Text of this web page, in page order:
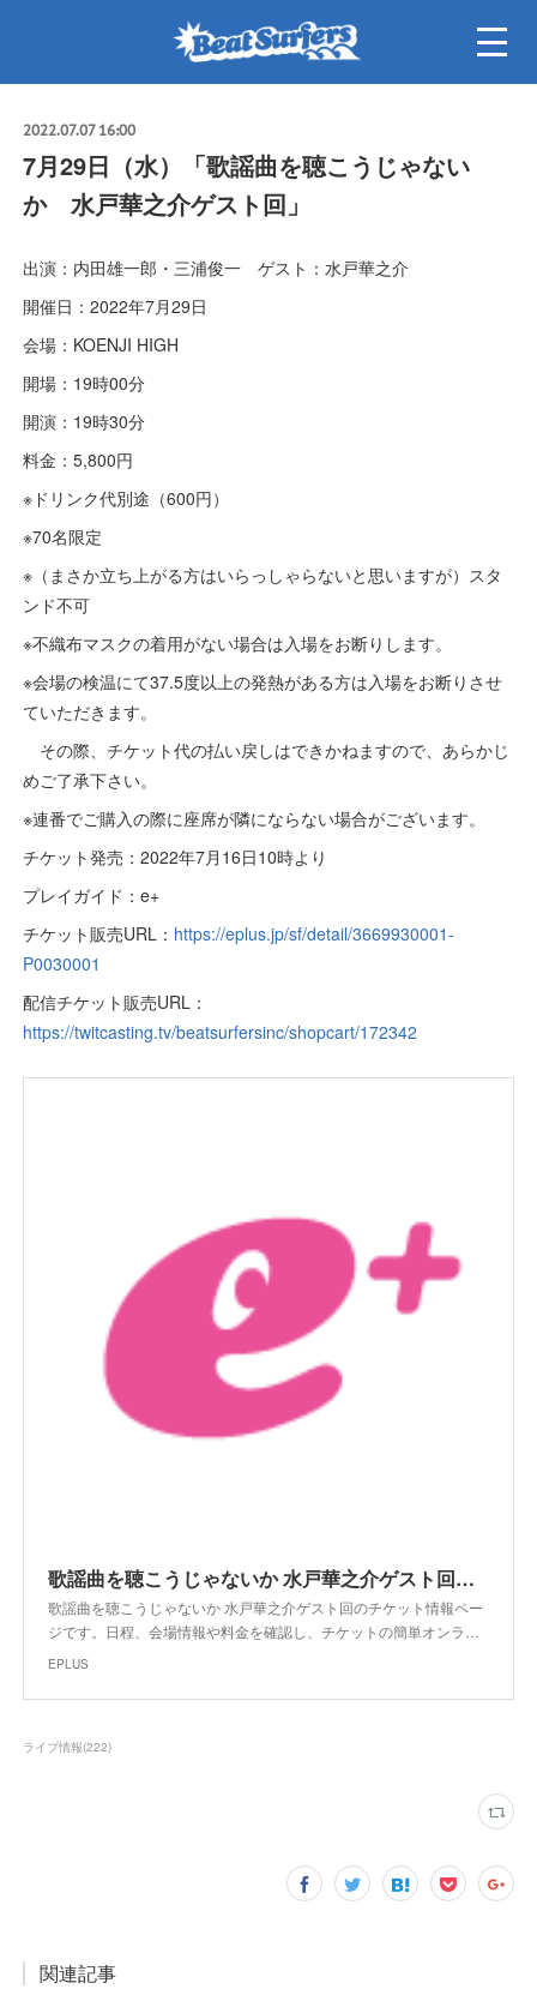
2022.07.07 16:00
7月29日（水）「歌謡曲を聴こうじゃない
か 水戸華之介ゲスト回」
出演：内田雄一郎・三浦俊一 ゲスト：水戸華之介
開催日：2022年7月29日
会場：KOENJI HIGH
開場：19時00分
開演：19時30分
料金：5,800円
※ドリンク代別途（600円）
※70名限定
※（まさか立ち上がる方はいらっしゃらないと思いますが）スタ
ンド不可
※不織布マスクの着用がない場合は入場をお断りします。
※会場の検温にて37.5度以上の発熱がある方は入場をお断りさせ
ていただきます。
その際、チケット代の払い戻しはできかねますので、あらかじ
めご了承下さい。
※連番でご購入の際に座席が隣にならない場合がございます。
チケット発売：2022年7月16日10時より
プレイガイド：e+
チケット販売URL： https://eplus.jp/sf/detail/3669930001-
P0030001
配信チケット販売URL：
https://twitcasting.tv/beatsurfersinc/shopcart/172342
歌謡曲を聴こうじゃないか 水戸華之介ゲスト回のチケット情報 - イープラス
歌謡曲を聴こうじゃないか 水戸華之介ゲスト回のチケット情報ペー
ジです。日程、会場情報や料金を確認し、チケットの簡単オンラ…
EPLUS
ライブ情報(222)
関連記事